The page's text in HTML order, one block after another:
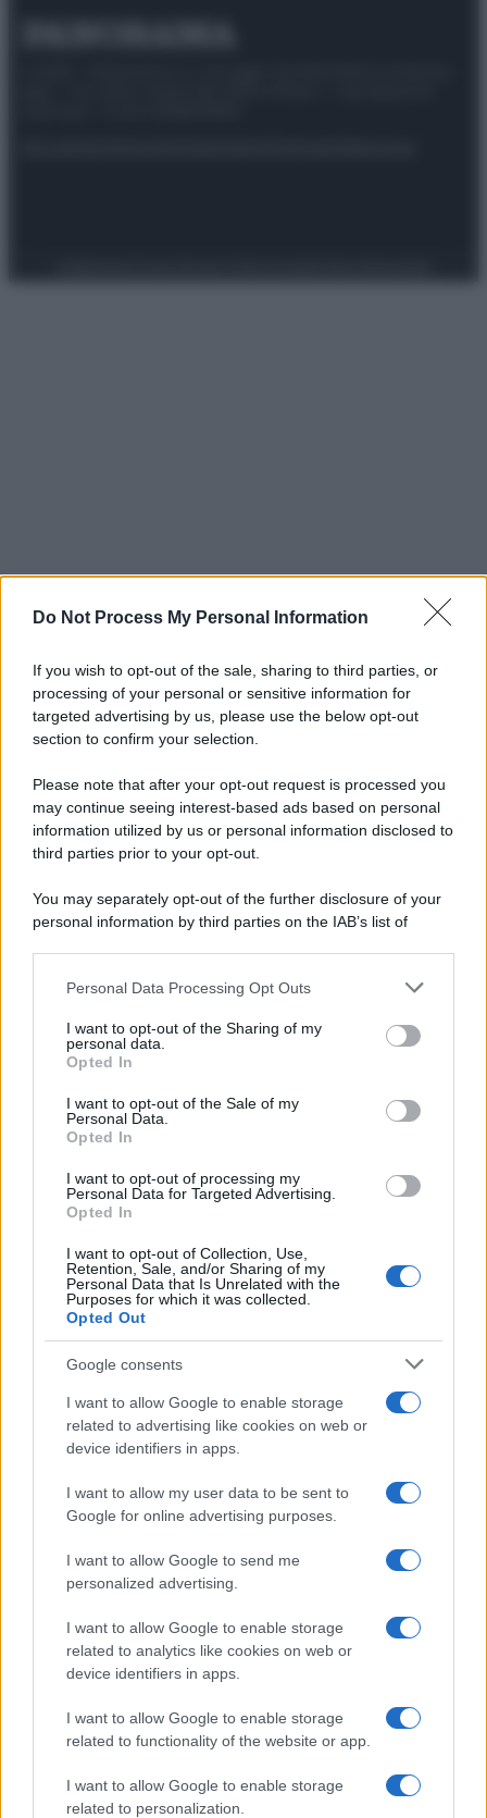
Do Not Process My Personal Information
If you wish to opt-out of the sale, sharing to third parties, or
processing of your personal or sensitive information for
targeted advertising by us, please use the below opt-out
section to confirm your selection.
Please note that after your opt-out request is processed you
may continue seeing interest-based ads based on personal
information utilized by us or personal information disclosed to
third parties prior to your opt-out.
You may separately opt-out of the further disclosure of your
personal information by third parties on the IAB’s list of
This information may also be disclosed by us to third parties
disclose it to other third parties.
Please note that this website/app uses one or more Google
services and may gather and store information including but
not limited to your visit or usage behaviour. You may click to
grant or deny consent to Google and its third-party tags to
consent section.
Personal Data Processing Opt Outs
I want to opt-out of the Sharing of my
personal data.
Opted In
I want to opt-out of the Sale of my
Personal Data.
Opted In
I want to opt-out of processing my
Personal Data for Targeted Advertising.
Opted In
I want to opt-out of Collection, Use,
Retention, Sale, and/or Sharing of my
Personal Data that Is Unrelated with the
Purposes for which it was collected.
Opted Out
Google consents
I want to allow Google to enable storage
related to advertising like cookies on web or
device identifiers in apps.
I want to allow my user data to be sent to
Google for online advertising purposes.
I want to allow Google to send me
personalized advertising.
I want to allow Google to enable storage
related to analytics like cookies on web or
device identifiers in apps.
I want to allow Google to enable storage
related to functionality of the website or app.
I want to allow Google to enable storage
related to personalization.